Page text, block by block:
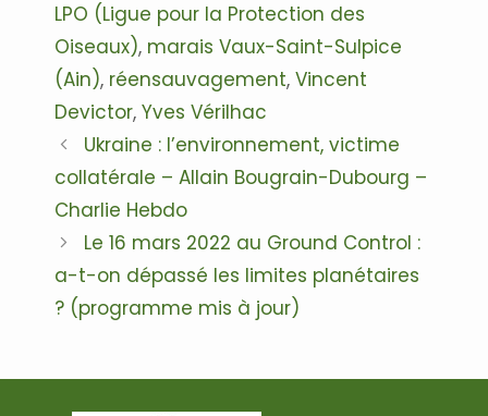
LPO (Ligue pour la Protection des
Oiseaux), marais Vaux-Saint-Sulpice
(Ain), réensauvagement, Vincent
Devictor, Yves Vérilhac
Navigation
des
Ukraine : l’environnement, victime
collatérale – Allain Bougrain-Dubourg –
Charlie Hebdo
Le 16 mars 2022 au Ground Control :
a-t-on dépassé les limites planétaires
? (programme mis à jour)